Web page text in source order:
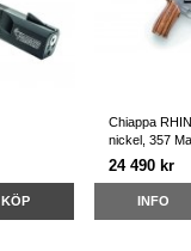
KÖP
Chiappa
nickel, 357
24 490 kr
INFO